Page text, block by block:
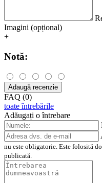
Imagini (opțional)
+
Notă:
Adaugă recenzie
FAQ (0)
toate întrebările
Adăugați o întrebare
nu este obligatorie. Este folosită
publicată.